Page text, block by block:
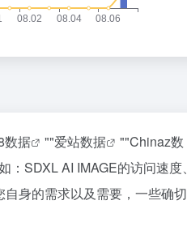
数据 ""爱站数据 ""Chinaz数
SDXL AI IMAGE的访问速度、
身的需求以及需要，一些确切